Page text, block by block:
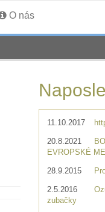
O nás
11.10.2017
20.8.2021
EVROPSKÉ
28.9.2015
2.5.2016
zubačky